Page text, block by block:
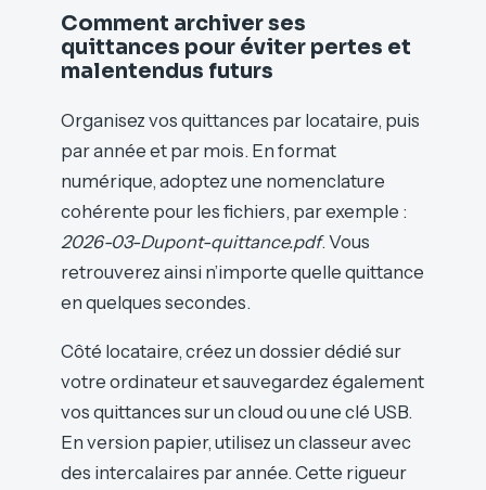
Comment archiver ses
quittances pour éviter pertes et
malentendus futurs
Organisez vos quittances par locataire, puis
par année et par mois. En format
numérique, adoptez une nomenclature
cohérente pour les fichiers, par exemple :
2026-03-Dupont-quittance.pdf. Vous
retrouverez ainsi n’importe quelle quittance
en quelques secondes.
Côté locataire, créez un dossier dédié sur
votre ordinateur et sauvegardez également
vos quittances sur un cloud ou une clé USB.
En version papier, utilisez un classeur avec
des intercalaires par année. Cette rigueur